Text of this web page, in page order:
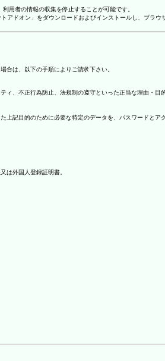
用者の情報の収集を停止することが可能です。
アドオン」をダウンロードおよびインストールし、ブラ
合は、以下の手順によりご請求下さい。
、不正行為防止、法規制の遵守といった正当な理由・
記目的のために必要な特定のデータを、パスワードとア
は外国人登録証明書。